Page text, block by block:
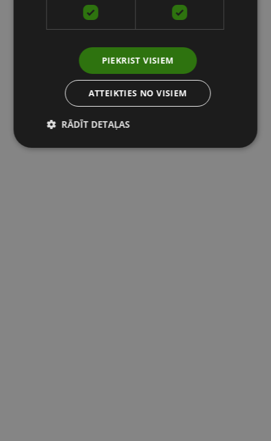
PIEKRIST VISIEM
ATTEIKTIES NO VISIEM
RĀDĪT DETAĻAS